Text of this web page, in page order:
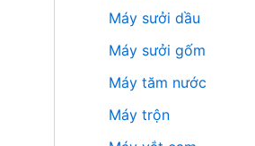
Máy sưởi dầu
Máy sưởi gốm
Máy tăm nước
Máy trộn